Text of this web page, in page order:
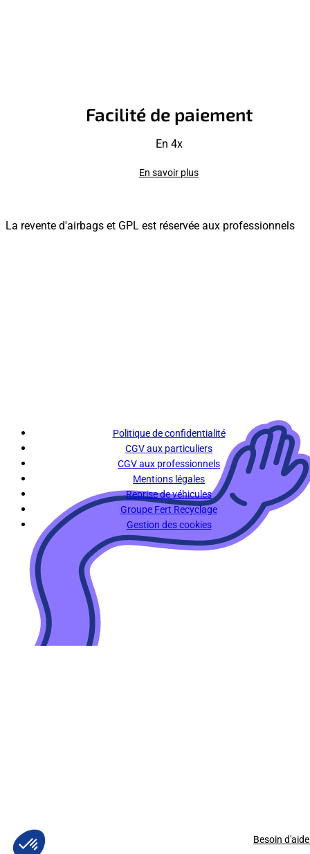
Facilité de paiement
En 4x
En savoir plus
La revente d'airbags et GPL est réservée aux professionnels
Politique de confidentialité
CGV aux particuliers
CGV aux professionnels
Mentions légales
Reprise de véhicules
Groupe Fert Recyclage
Gestion des cookies
Besoin